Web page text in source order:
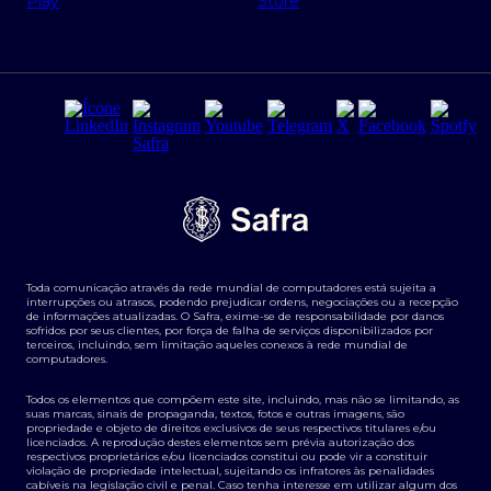
Regras e Parâmetros de Atuação Banco Safra
Segurança da Informação
Tarifas e serviços Pessoa Física
Transparência de remuneração
Termos e Condições para Portabilidade de Investimento
Derivativos
Agronegócios
Toda comunicação através da rede mundial de computadores está sujeita a
interrupções ou atrasos, podendo prejudicar ordens, negociações ou a recepção
de informações atualizadas. O Safra, exime-se de responsabilidade por danos
sofridos por seus clientes, por força de falha de serviços disponibilizados por
terceiros, incluindo, sem limitação aqueles conexos à rede mundial de
computadores.
Todos os elementos que compõem este site, incluindo, mas não se limitando, as
suas marcas, sinais de propaganda, textos, fotos e outras imagens, são
propriedade e objeto de direitos exclusivos de seus respectivos titulares e/ou
licenciados. A reprodução destes elementos sem prévia autorização dos
respectivos proprietários e/ou licenciados constitui ou pode vir a constituir
violação de propriedade intelectual, sujeitando os infratores às penalidades
cabíveis na legislação civil e penal. Caso tenha interesse em utilizar algum dos